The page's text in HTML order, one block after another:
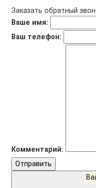
Заказать обратный
Ваше имя:
Ваш телефон:
Комментарий:
Отправить